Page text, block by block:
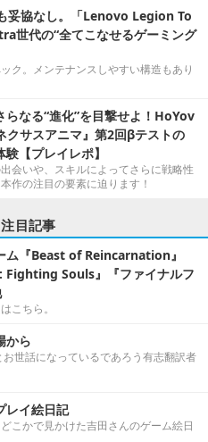
妥協なし。「Lenovo Legion To
世代の“全てこなせるゲーミング
ク。メンテナンスしやすい構造もあり
らなる“進化”を目撃せよ！HoYov
クサスアニマ』第2回βテストの
験【プレイレポ】
会いや、スキルによってさらに戦略性
作の注目の要素に迫ります！
目記事
ム『Beast of Reincarnation』
Fighting Souls』『ファイナルフ
こちら。
から
お世話になっているであろう有志翻訳者
レイ絵日記
こかで見かけた吉田さんのゲーム絵日